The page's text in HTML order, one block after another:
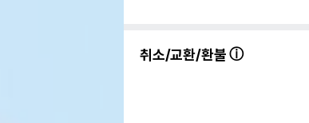
취소/교환/환불